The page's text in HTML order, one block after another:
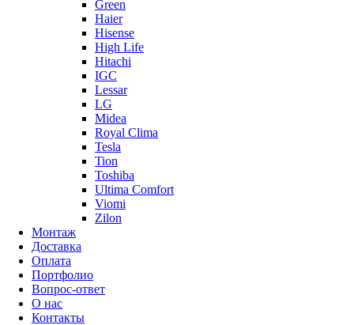
Grеen
Haier
Hisense
High Life
Hitachi
IGC
Lessar
LG
Midea
Royal Clima
Tesla
Tion
Toshiba
Ultima Comfort
Viomi
Zilon
Монтаж
Доставка
Оплата
Портфолио
Вопрос-ответ
О нас
Контакты